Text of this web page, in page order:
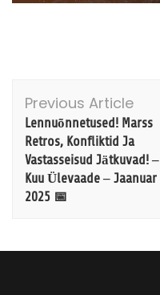
Post
Navigation
Previous Article
Lennuõnnetused! Marss
Retros, Konfliktid Ja
Vastasseisud Jätkuvad! –
Kuu Ülevaade – Jaanuar
2025 📅